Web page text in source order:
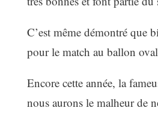
C’est même démontré que
pour le match au ballon
Encore cette année, la
nous aurons le malheur de